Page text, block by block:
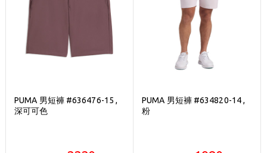
PUMA 男短褲 #636476-15 ,
深可可色
PUMA 男短褲 #634820-14 ,
粉